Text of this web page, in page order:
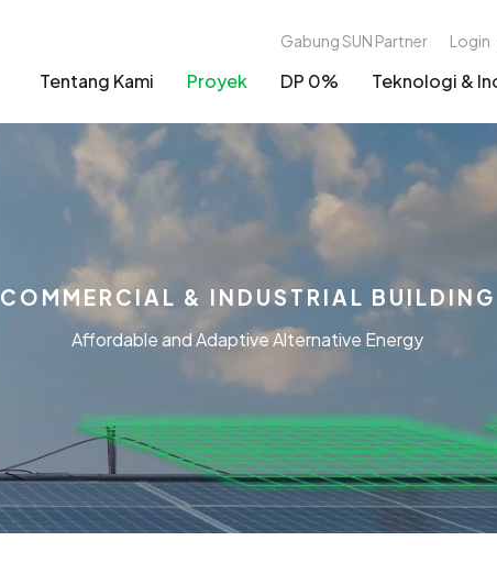
Gabung SUN Partner Login
Tentang Kami Proyek DP 0% Teknologi &
COMMERCIAL & INDUSTRIAL BUILDING
Affordable and Adaptive Alternative Energy